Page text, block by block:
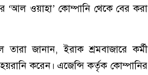
‘আল ওয়াহা’ কোম্পানি থেকে বের করা
জানান, ইরাক শ্রমবাজারে কর্মী
করেন। এজেন্সি কর্তৃক কোম্পানির